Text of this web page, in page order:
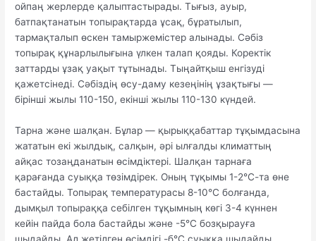
ойпаң жерлерде қалыптастырады. Тығыз, ауыр,
батпақтанатын топырақтарда ұсақ, бұратылып,
тармақталып өскен тамыржемістер алынады. Сәбіз
топырақ құнарлылығына үлкен талап қояды. Коректік
заттарды ұзақ уақыт тұтынады. Тыңайтқыш енгізуді
қажетсінеді. Сәбіздің өсу-даму кезеңінің ұзақтығы —
бірінші жылы 110-150, екінші жылы 110-130 күндей.
Тарна және шалқан. Бұлар — қырыққабаттар тұқымдасына
жататын екі жылдық, салқын, әрі ылғалды климаттың
айқас тозаңданатын өсімдіктері. Шалқан тарнаға
қарағанда суыққа төзімдірек. Оның тұқымы 1-2°С-та өне
бастайды. Топырақ температурасы 8-10°С болғанда,
дымқыл топыраққа себілген тұқымның көгі 3-4 күннен
кейін пайда бола бастайды және -5°С бозқырауға